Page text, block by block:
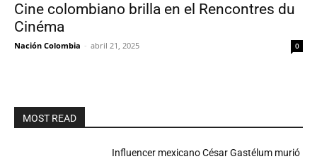
Cine colombiano brilla en el Rencontres du
Cinéma
Nación Colombia - abril 21, 2025 0
MOST READ
Influencer mexicano César Gastélum murió